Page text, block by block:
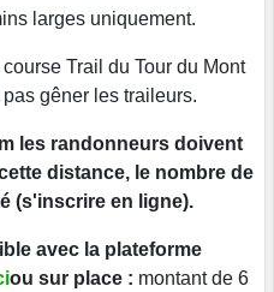
larges uniquement.
Trail du Tour du Mont
gêner les traileurs.
les randonneurs doivent
distance, le nombre de
(s'inscrire en ligne).
avec la plateforme
ou sur place : montant de 6